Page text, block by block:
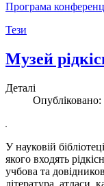
Програма
Тези
Музей
Деталі
Опубліковано:
У науковій
якого входять
учбова та